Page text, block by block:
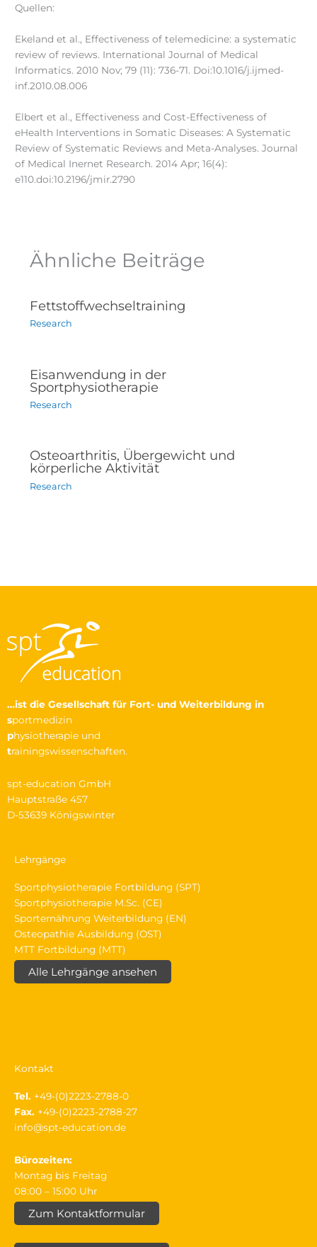
Quellen:
Ekeland et al., Effectiveness of telemedicine: a systematic
review of reviews. International Journal of Medical
Informatics. 2010 Nov; 79 (11): 736-71. Doi:10.1016/j.ijmed-
inf.2010.08.006
Elbert et al., Effectiveness and Cost-Effectiveness of
eHealth Interventions in Somatic Diseases: A Systematic
Review of Systematic Reviews and Meta-Analyses. Journal
of Medical Inernet Research. 2014 Apr; 16(4):
e110.doi:10.2196/jmir.2790
Ähnliche Beiträge
Fettstoffwechseltraining
Research
Eisanwendung in der
Sportphysiotherapie
Research
Osteoarthritis, Übergewicht und
körperliche Aktivität
Research
…ist die Gesellschaft für Fort- und Weiterbildung in
sportmedizin
physiotherapie und
trainingswissenschaften.
spt-education GmbH
Hauptstraße 457
D-53639 Königswinter
Lehrgänge
Sportphysiotherapie Fortbildung (SPT)
Sportphysiotherapie M.Sc. (CE)
Sporternährung Weiterbildung (EN)
Osteopathie Ausbildung (OST)
MTT Fortbildung (MTT)
Alle Lehrgänge ansehen
Kontakt
Tel. +49-(0)2223-2788-0
Fax. +49-(0)2223-2788-27
info@spt-education.de
Bürozeiten:
Montag bis Freitag
08:00 – 15:00 Uhr
Zum Kontaktformular